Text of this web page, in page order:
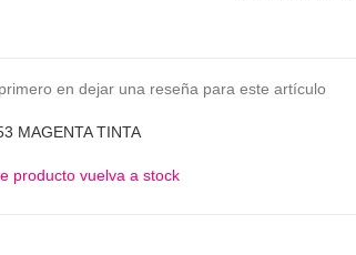
en dejar una reseña para este artículo
MAGENTA TINTA
producto vuelva a stock